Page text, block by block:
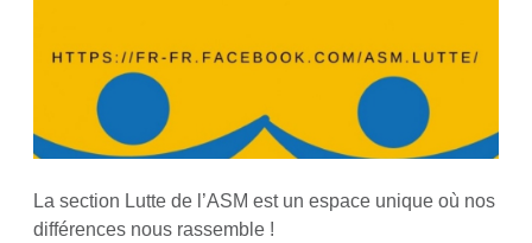
La section Lutte de l’ASM est un espace unique où nos
différences nous rassemble !